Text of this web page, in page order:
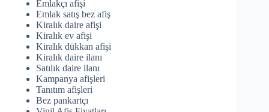
Emlakçı afişi
Emlak satış bez afiş
Kiralık daire afişi
Kiralık ev afişi
Kiralık dükkan afişi
Kiralık daire ilanı
Satılık daire ilanı
Kampanya afişleri
Tanıtım afişleri
Bez pankartçı